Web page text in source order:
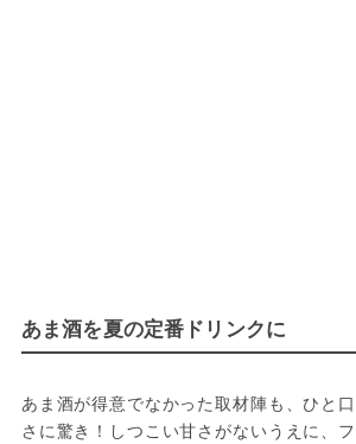
あま酒を夏の定番ドリンクに
あま酒が得意でなかった取材陣も、ひと
さに驚き！しつこい甘さがないうえに、